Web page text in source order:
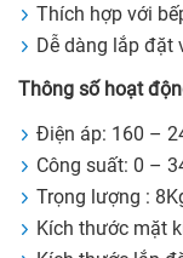
Thích hợp với
Dễ dàng lắp đặt
Thông số hoạt
Điện áp: 160 –
Công suất: 0 –
Trọng lượng :
Kích thước mặt